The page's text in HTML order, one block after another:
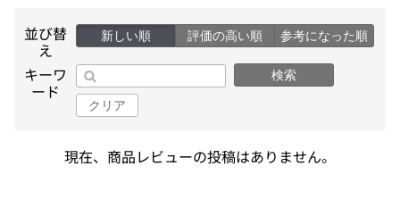
並び替
え
新しい順 評価の高い順 参考になった順
キーワ
ード
検索
クリア
現在、商品レビューの投稿はありません。